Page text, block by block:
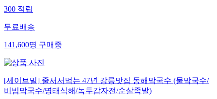
300적립
무료배송
141,600명구매중
[세이브밀] 줄서서먹는 47년 강릉맛집 동해막국수 (물막국수/
비빔막국수/명태식해/녹두감자전/순살족발)